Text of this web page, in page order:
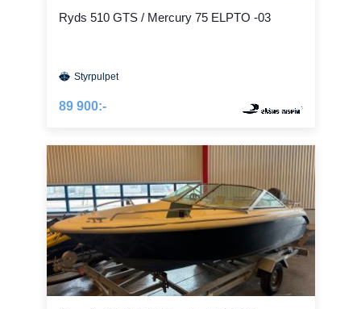
Ryds 510 GTS / Mercury 75 ELPTO -03
Styrpulpet
89 900:-